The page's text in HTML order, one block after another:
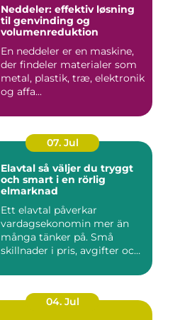
Neddeler: effektiv løsning
til genvinding og
volumenreduktion
En neddeler er en maskine,
der findeler materialer som
metal, plastik, træ, elektronik
og affa...
07. Jul
Elavtal så väljer du tryggt
och smart i en rörlig
elmarknad
Ett elavtal påverkar
vardagsekonomin mer än
många tänker på. Små
skillnader i pris, avgifter och
04. Jul